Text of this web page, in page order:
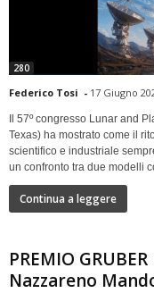
280
Federico Tosi - 17 Giugno
Il 57º congresso Lunar and
Texas) ha mostrato come il
scientifico e industriale
un confronto tra due modelli
Continua a leggere
PREMIO
Nazzareno